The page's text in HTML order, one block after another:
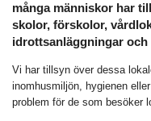
många människor har
skolor, förskolor,
idrottsanläggningar och
Vi har tillsyn över dessa
inomhusmiljön, hygienen
problem för de som besöker